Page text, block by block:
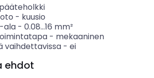
pääteholkki
- kuusio
ala- 0.08...16 mm²
- mekaaninen
vaihdettavissa- ei
ehdot